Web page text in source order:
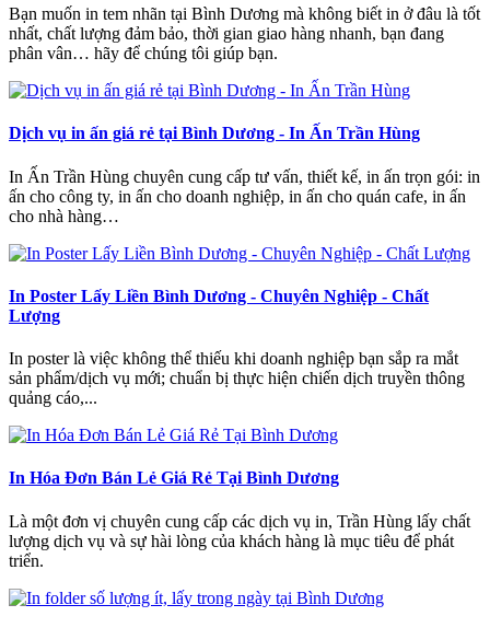
Bạn muốn in tem nhãn tại Bình Dương mà không biết in ở đâu là tốt
nhất, chất lượng đảm bảo, thời gian giao hàng nhanh, bạn đang
phân vân… hãy để chúng tôi giúp bạn.
Dịch vụ in ấn giá rẻ tại Bình Dương - In Ấn Trần Hùng
In Ấn Trần Hùng chuyên cung cấp tư vấn, thiết kế, in ấn trọn gói: in
ấn cho công ty, in ấn cho doanh nghiệp, in ấn cho quán cafe, in ấn
cho nhà hàng…
In Poster Lấy Liền Bình Dương - Chuyên Nghiệp - Chất
Lượng
In poster là việc không thể thiếu khi doanh nghiệp bạn sắp ra mắt
sản phẩm/dịch vụ mới; chuẩn bị thực hiện chiến dịch truyền thông
quảng cáo,...
In Hóa Đơn Bán Lẻ Giá Rẻ Tại Bình Dương
Là một đơn vị chuyên cung cấp các dịch vụ in, Trần Hùng lấy chất
lượng dịch vụ và sự hài lòng của khách hàng là mục tiêu để phát
triển.